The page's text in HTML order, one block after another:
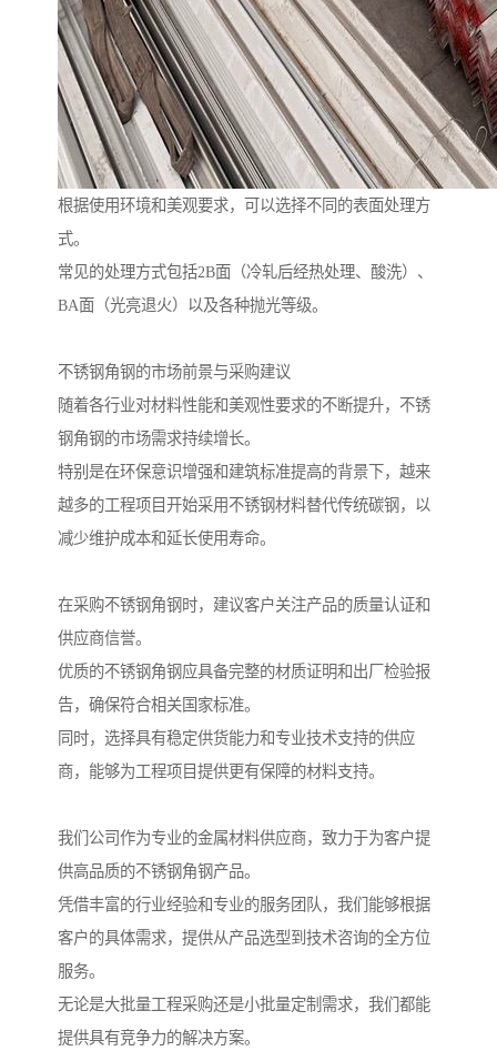
根据使用环境和美观要求，可以选择不同的表面处理方
式。
常见的处理方式包括2B面（冷轧后经热处理、酸洗）、
BA面（光亮退火）以及各种抛光等级。
不锈钢角钢的市场前景与采购建议
随着各行业对材料性能和美观性要求的不断提升，不锈
钢角钢的市场需求持续增长。
特别是在环保意识增强和建筑标准提高的背景下，越来
越多的工程项目开始采用不锈钢材料替代传统碳钢，以
减少维护成本和延长使用寿命。
在采购不锈钢角钢时，建议客户关注产品的质量认证和
供应商信誉。
优质的不锈钢角钢应具备完整的材质证明和出厂检验报
告，确保符合相关国家标准。
同时，选择具有稳定供货能力和专业技术支持的供应
商，能够为工程项目提供更有保障的材料支持。
我们公司作为专业的金属材料供应商，致力于为客户提
供高品质的不锈钢角钢产品。
凭借丰富的行业经验和专业的服务团队，我们能够根据
客户的具体需求，提供从产品选型到技术咨询的全方位
服务。
无论是大批量工程采购还是小批量定制需求，我们都能
提供具有竞争力的解决方案。